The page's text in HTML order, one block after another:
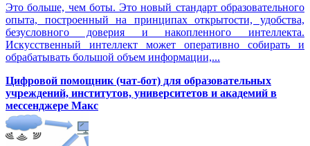
Это больше, чем боты. Это новый стандарт образовательного
опыта, построенный на принципах открытости, удобства,
безусловного доверия и накопленного интеллекта.
Искусственный интеллект может оперативно собирать и
обрабатывать большой объем информации,...
Цифровой помощник (чат-бот) для образовательных
учреждений, институтов, университетов и академий в
мессенджере Макс